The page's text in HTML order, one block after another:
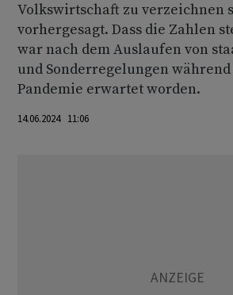
Volkswirtschaft zu verzeichnen
vorhergesagt. Dass die Zahlen
war nach dem Auslaufen von
und Sonderregelungen
Pandemie erwartet worden.
14.06.2024 11:06